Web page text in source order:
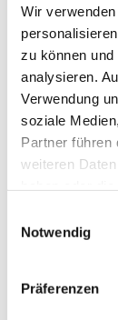
Wir
zu können
analysieren.
Verwendung
soziale
Partner führen
weiteren
Notwendig
Präferenzen